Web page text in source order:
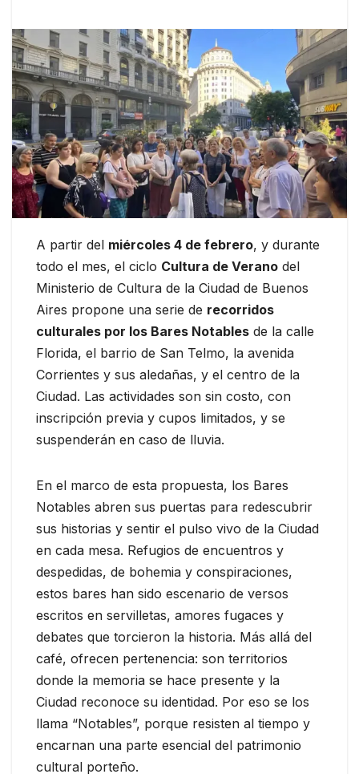
A partir del miércoles 4 de febrero, y durante
todo el mes, el ciclo Cultura de Verano del
Ministerio de Cultura de la Ciudad de Buenos
Aires propone una serie de recorridos
culturales por los Bares Notables de la calle
Florida, el barrio de San Telmo, la avenida
Corrientes y sus aledañas, y el centro de la
Ciudad. Las actividades son sin costo, con
inscripción previa y cupos limitados, y se
suspenderán en caso de lluvia.
En el marco de esta propuesta, los Bares
Notables abren sus puertas para redescubrir
sus historias y sentir el pulso vivo de la Ciudad
en cada mesa. Refugios de encuentros y
despedidas, de bohemia y conspiraciones,
estos bares han sido escenario de versos
escritos en servilletas, amores fugaces y
debates que torcieron la historia. Más allá del
café, ofrecen pertenencia: son territorios
donde la memoria se hace presente y la
Ciudad reconoce su identidad. Por eso se los
llama “Notables”, porque resisten al tiempo y
encarnan una parte esencial del patrimonio
cultural porteño.